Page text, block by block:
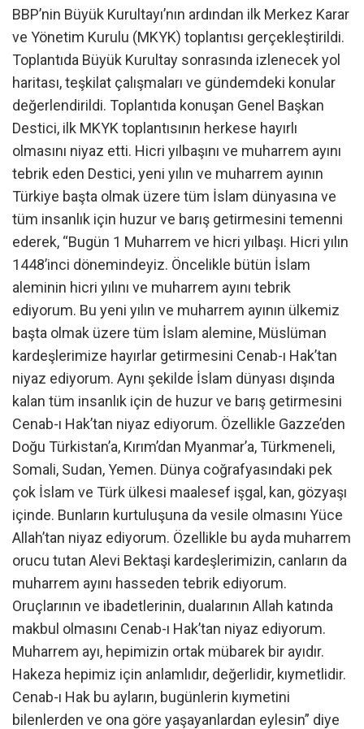
BBP’nin Büyük Kurultayı’nın ardından ilk Merkez Karar
ve Yönetim Kurulu (MKYK) toplantısı gerçekleştirildi.
Toplantıda Büyük Kurultay sonrasında izlenecek yol
haritası, teşkilat çalışmaları ve gündemdeki konular
değerlendirildi. Toplantıda konuşan Genel Başkan
Destici, ilk MKYK toplantısının herkese hayırlı
olmasını niyaz etti. Hicri yılbaşını ve muharrem ayını
tebrik eden Destici, yeni yılın ve muharrem ayının
Türkiye başta olmak üzere tüm İslam dünyasına ve
tüm insanlık için huzur ve barış getirmesini temenni
ederek, “Bugün 1 Muharrem ve hicri yılbaşı. Hicri yılın
1448’inci dönemindeyiz. Öncelikle bütün İslam
aleminin hicri yılını ve muharrem ayını tebrik
ediyorum. Bu yeni yılın ve muharrem ayının ülkemiz
başta olmak üzere tüm İslam alemine, Müslüman
kardeşlerimize hayırlar getirmesini Cenab-ı Hak’tan
niyaz ediyorum. Aynı şekilde İslam dünyası dışında
kalan tüm insanlık için de huzur ve barış getirmesini
Cenab-ı Hak’tan niyaz ediyorum. Özellikle Gazze’den
Doğu Türkistan’a, Kırım’dan Myanmar’a, Türkmeneli,
Somali, Sudan, Yemen. Dünya coğrafyasındaki pek
çok İslam ve Türk ülkesi maalesef işgal, kan, gözyaşı
içinde. Bunların kurtuluşuna da vesile olmasını Yüce
Allah’tan niyaz ediyorum. Özellikle bu ayda muharrem
orucu tutan Alevi Bektaşi kardeşlerimizin, canların da
muharrem ayını hasseden tebrik ediyorum.
Oruçlarının ve ibadetlerinin, dualarının Allah katında
makbul olmasını Cenab-ı Hak’tan niyaz ediyorum.
Muharrem ayı, hepimizin ortak mübarek bir ayıdır.
Hakeza hepimiz için anlamlıdır, değerlidir, kıymetlidir.
Cenab-ı Hak bu ayların, bugünlerin kıymetini
bilenlerden ve ona göre yaşayanlardan eylesin” diye